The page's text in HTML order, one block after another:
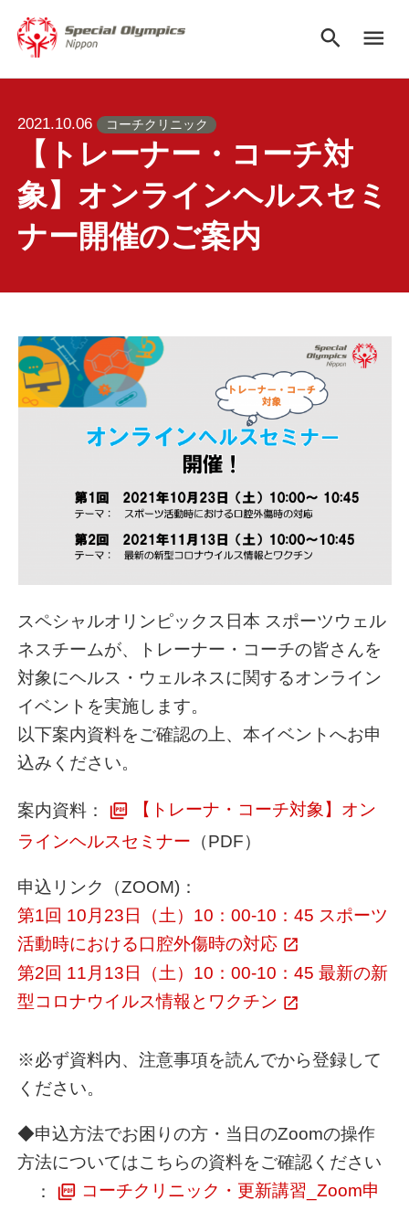
search menu
2021.10.06 コーチクリニック
【トレーナー・コーチ対
象】オンラインヘルスセミ
ナー開催のご案内
スペシャルオリンピックス日本 スポーツウェル
ネスチームが、トレーナー・コーチの皆さんを
対象にヘルス・ウェルネスに関するオンライン
イベントを実施します。
以下案内資料をご確認の上、本イベントへお申
込みください。
案内資料：
【トレーナ・コーチ対象】オン
ラインヘルスセミナー （PDF）
申込リンク（ZOOM)：
第1回 10月23日（土）10：00-10：45 スポーツ
活動時における口腔外傷時の対応
第2回 11月13日（土）10：00-10：45 最新の新
型コロナウイルス情報とワクチン
※必ず資料内、注意事項を読んでから登録して
ください。
◆申込方法でお困りの方・当日のZoomの操作
方法についてはこちらの資料をご確認ください
：
コーチクリニック・更新講習_Zoom申